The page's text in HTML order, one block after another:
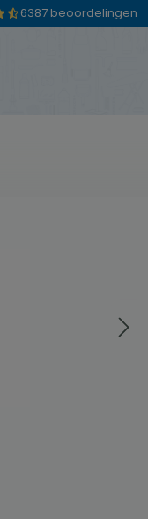
6387 beoordelingen